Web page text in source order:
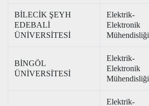
BİLECİK ŞEYH
EDEBALİ
ÜNİVERSİTESİ
Elektrik-
Elektronik
Mühendisliği
BİNGÖL
ÜNİVERSİTESİ
Elektrik-
Elektronik
Mühendisliği
Elektrik-